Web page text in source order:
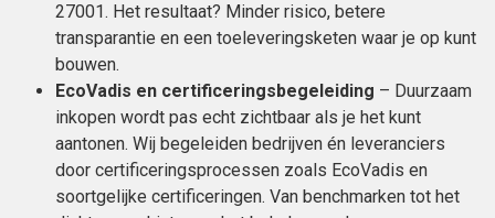
27001. Het resultaat? Minder risico, betere
transparantie en een toeleveringsketen waar je op kunt
bouwen.
EcoVadis en certificeringsbegeleiding – Duurzaam
inkopen wordt pas echt zichtbaar als je het kunt
aantonen. Wij begeleiden bedrijven én leveranciers
door certificeringsprocessen zoals EcoVadis en
soortgelijke certificeringen. Van benchmarken tot het